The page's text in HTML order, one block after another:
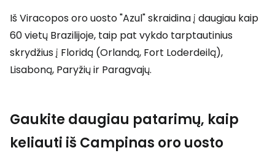
Iš Viracopos oro uosto "Azul" skraidina į daugiau kaip
60 vietų Brazilijoje, taip pat vykdo tarptautinius
skrydžius į Floridą (Orlandą, Fort Loderdeilą),
Lisaboną, Paryžių ir Paragvajų.
Gaukite daugiau patarimų, kaip
keliauti iš Campinas oro uosto